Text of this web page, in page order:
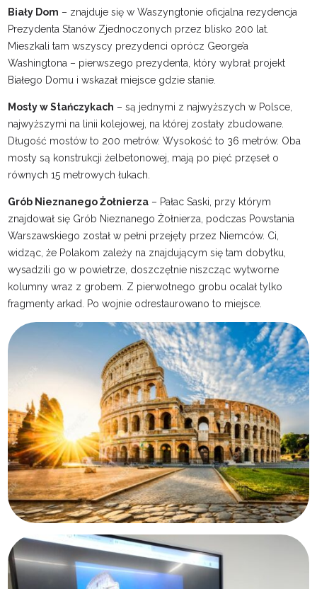
Biały Dom – znajduje się w Waszyngtonie oficjalna rezydencja
Prezydenta Stanów Zjednoczonych przez blisko 200 lat.
Mieszkali tam wszyscy prezydenci oprócz George’a
Washingtona – pierwszego prezydenta, który wybrał projekt
Białego Domu i wskazał miejsce gdzie stanie.
Mosty w Stańczykach – są jednymi z najwyższych w Polsce,
najwyższymi na linii kolejowej, na której zostały zbudowane.
Długość mostów to 200 metrów. Wysokość to 36 metrów. Oba
mosty są konstrukcji żelbetonowej, mają po pięć przęseł o
równych 15 metrowych łukach.
Grób Nieznanego Żołnierza – Pałac Saski, przy którym
znajdował się Grób Nieznanego Żołnierza, podczas Powstania
Warszawskiego został w pełni przejęty przez Niemców. Ci,
widząc, że Polakom zależy na znajdującym się tam dobytku,
wysadzili go w powietrze, doszczętnie niszcząc wytworne
kolumny wraz z grobem. Z pierwotnego grobu ocalał tylko
fragmenty arkad. Po wojnie odrestaurowano to miejsce.